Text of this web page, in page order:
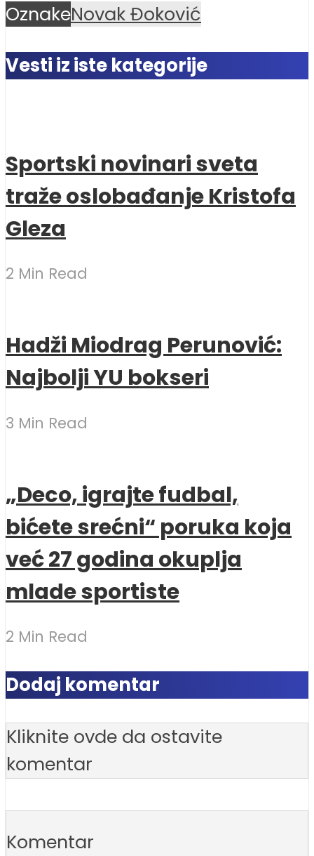
OznakeNovak Đoković
Vesti iz iste kategorije
Sportski novinari sveta
traže oslobađanje Kristofa
Gleza
2 Min Read
Hadži Miodrag Perunović:
Najbolji YU bokseri
3 Min Read
„Deco, igrajte fudbal,
bićete srećni“ poruka koja
već 27 godina okuplja
mlade sportiste
2 Min Read
Dodaj komentar
Kliknite ovde da ostavite
komentar
Komentar